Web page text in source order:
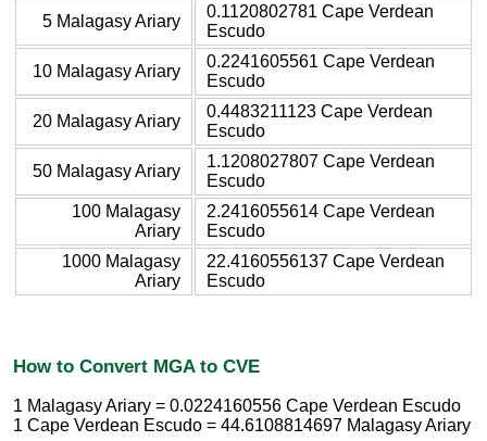
5 Malagasy Ariary
0.1120802781 Cape Verdean
Escudo
10 Malagasy Ariary
0.2241605561 Cape Verdean
Escudo
20 Malagasy Ariary
0.4483211123 Cape Verdean
Escudo
50 Malagasy Ariary
1.1208027807 Cape Verdean
Escudo
100 Malagasy
Ariary
2.2416055614 Cape Verdean
Escudo
1000 Malagasy
Ariary
22.4160556137 Cape Verdean
Escudo
How to Convert MGA to CVE
1 Malagasy Ariary = 0.0224160556 Cape Verdean Escudo
1 Cape Verdean Escudo = 44.6108814697 Malagasy Ariary